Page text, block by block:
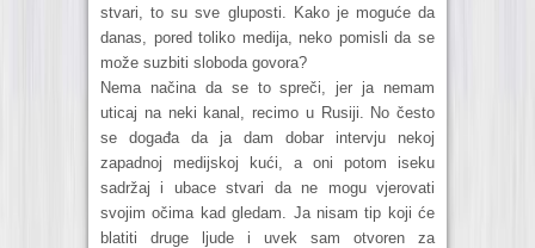
stvari, to su sve gluposti. Kako je moguće da
danas, pored toliko medija, neko pomisli da se
može suzbiti sloboda govora?
Nema načina da se to spreči, jer ja nemam
uticaj na neki kanal, recimo u Rusiji. No često
se događa da ja dam dobar intervju nekoj
zapadnoj medijskoj kući, a oni potom iseku
sadržaj i ubace stvari da ne mogu vjerovati
svojim očima kad gledam. Ja nisam tip koji će
blatiti druge ljude i uvek sam otvoren za